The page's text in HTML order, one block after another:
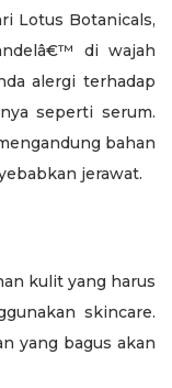
Lotus Botanicals,
di wajah
alergi terhadap
seperti serum.
bahan
jerawat.
kulit yang harus
skincare.
yang bagus akan